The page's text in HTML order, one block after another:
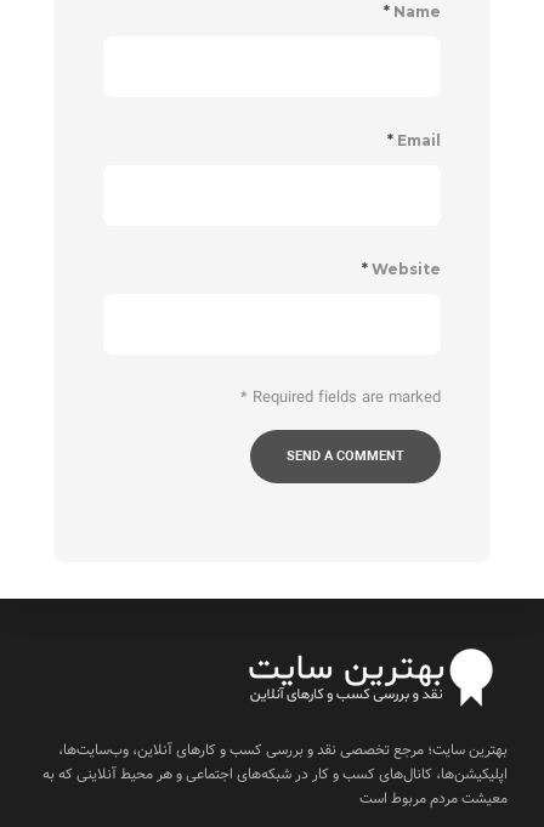
Name
*
Email
*
Website
*
Required fields are marked
*
بهترین سایت؛ مرجع تخصصی نقد و بررسی کسب و کارهای آنلاین، وب‌سایت‌ها،
اپلیکیشن‌ها، کانال‌های کسب و کار در شبکه‌های اجتماعی و هر محیط آنلاینی که به
معیشت مردم مربوط است